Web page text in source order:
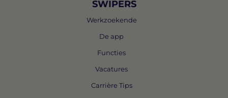
SWIPERS
Werkzoekende
De app
Functies
Vacatures
Carrière Tips